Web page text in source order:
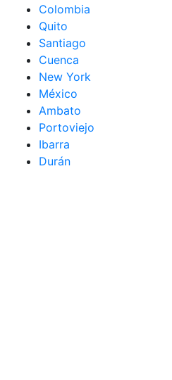
Colombia
Quito
Santiago
Cuenca
New York
México
Ambato
Portoviejo
Ibarra
Durán